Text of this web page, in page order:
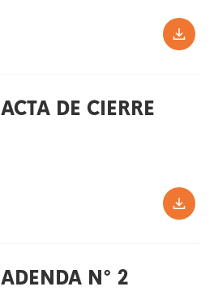
ACTA DE CIERRE
ADENDA N° 2